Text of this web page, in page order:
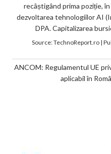
recâștigând prima poziție,
dezvoltarea tehnologiilor AI
DPA. Capitalizarea
Source:TechnoReport.ro|
ANCOM: Regulamentul UE
aplicabil în